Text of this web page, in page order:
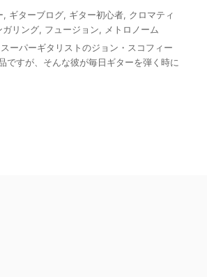
, ギターブログ, ギター初心者, クロマティ
ガリング, フュージョン, メトロノーム
ーパーギタリストのジョン・スコフィー
ですが、そんな彼が毎日ギターを弾く時に